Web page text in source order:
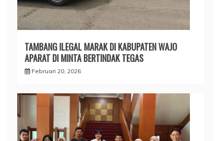
TAMBANG ILEGAL MARAK DI KABUPATEN WAJO
APARAT DI MINTA BERTINDAK TEGAS
Februari 20, 2026